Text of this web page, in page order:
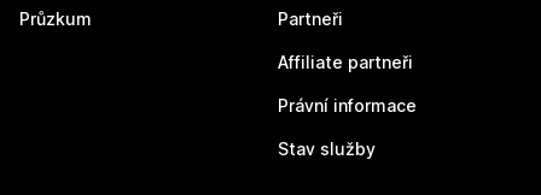
Průzkum Partneři
Affiliate partneři
Právní informace
Stav služby